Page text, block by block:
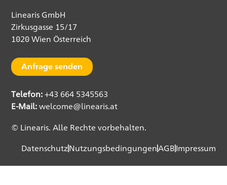
Linearis GmbH
Zirkusgasse 15/17
1020 Wien Österreich
Anfrage senden
Telefon: +43 664 5345563
E-Mail: welcome@linearis.at
© Linearis. Alle Rechte vorbehalten.
Datenschutz NutzungsbedingungenAGB Impressum